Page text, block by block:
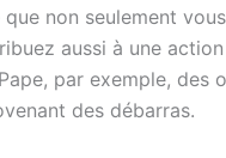
non seulement
aussi à une
par exemple, des
des débarras.